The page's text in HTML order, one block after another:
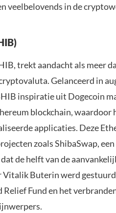
veelbelovends in de
trekt aandacht als meer
Gelanceerd in
inspiratie uit Dogecoin
blockchain, waardoor
applicaties. Deze
zoals ShibaSwap,
de helft van de
Buterin werd
Relief Fund en het